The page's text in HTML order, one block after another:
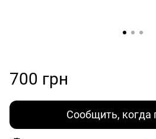
700 грн
Сообщить, когда